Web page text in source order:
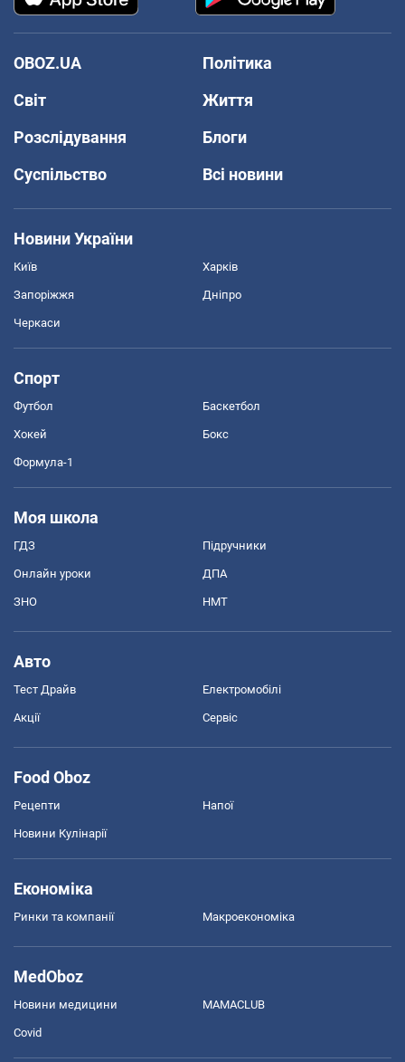
OBOZ.UA
Політика
Світ
Життя
Розслідування
Блоги
Суспільство
Всі новини
Новини України
Київ Харків
Запоріжжя Дніпро
Черкаси
Спорт
Футбол Баскетбол
Хокей Бокс
Формула-1
Моя школа
ГДЗ Підручники
Онлайн уроки ДПА
ЗНО НМТ
Авто
Тест Драйв Електромобілі
Акції Сервіс
Food Oboz
Рецепти Напої
Новини Кулінарії
Економіка
Ринки та компанії Макроекономіка
MedOboz
Новини медицини MAMACLUB
Covid